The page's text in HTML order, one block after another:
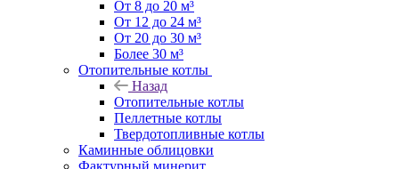
От 8 до 20 м³
От 12 до 24 м³
От 20 до 30 м³
Более 30 м³
Отопительные котлы
Назад
Отопительные котлы
Пеллетные котлы
Твердотопливные котлы
Каминные облицовки
Фактурный минерит